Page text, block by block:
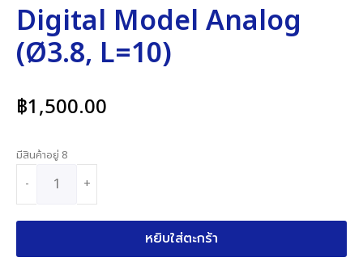
Digital Model Analog
(Ø3.8, L=10)
฿1,500.00
มีสินค้าอยู่ 8
- +
หยิบใส่ตะกร้า